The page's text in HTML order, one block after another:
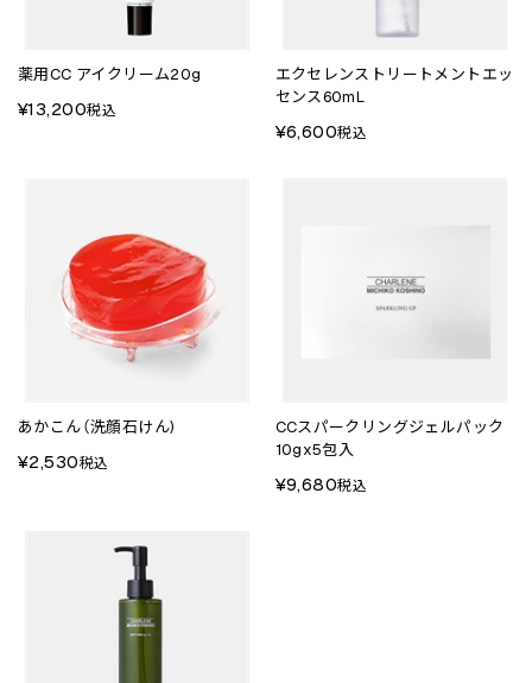
薬用CC アイクリーム20g
¥13,200税込
エクセレンストリートメントエッ
センス60mL
¥6,600税込
あかこん（洗顔石けん)
¥2,530税込
CCスパークリングジェルパック
10gx5包入
¥9,680税込